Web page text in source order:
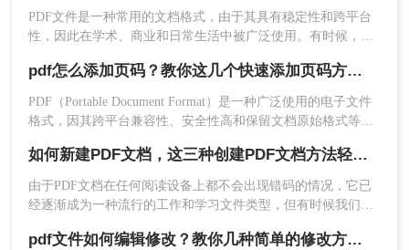
器，如Google Drive、PDFescape、Smallpdf等。
操作如下：
想要打开的PDF文件。
2、查看与操作：上传完成后，你可以直接在网页上
查看PDF文件，部分服务还提供简单的编辑功能。
五、PDF文件的简单编辑
虽然PDF文件主要以保持格式不变为特点，但有时
候我们仍然需要对它进行一些简单的编辑。
1、使用PDF编辑软件：如果你需要更深入的编辑，
如修改文本、添加图片或重新排列页面等，可以考
PDF文件是一种常用的文档格式，由于其具有稳定性和跨平台
性，因此在学术、商业和日常生活中被广泛使用。有时候，我
常见的pdf怎么编辑方法和相关技巧。
pdf怎么添加页码？教你这几个快速添加页码方法！
PDF（Portable Document Format）是一种广泛使用的电子文件
格式，因其跨平台兼容性、安全性高和保留文档原始格式等特
件添加页码，以便更好地管理和阅读。本文将详细介绍pdf怎么
添加页码。
如何新建PDF文档，这三种创建PDF文档方法轻松搞定！
由于PDF文档在任何阅读设备上都不会出现错码的情况，它已
经逐渐成为一种流行的工作和学习文件类型，但有时候我们往
时，我们该如何操作呢？这几种常见的创建PDF文档方法，你
pdf文件如何编辑修改？教你几种简单的修改方法！